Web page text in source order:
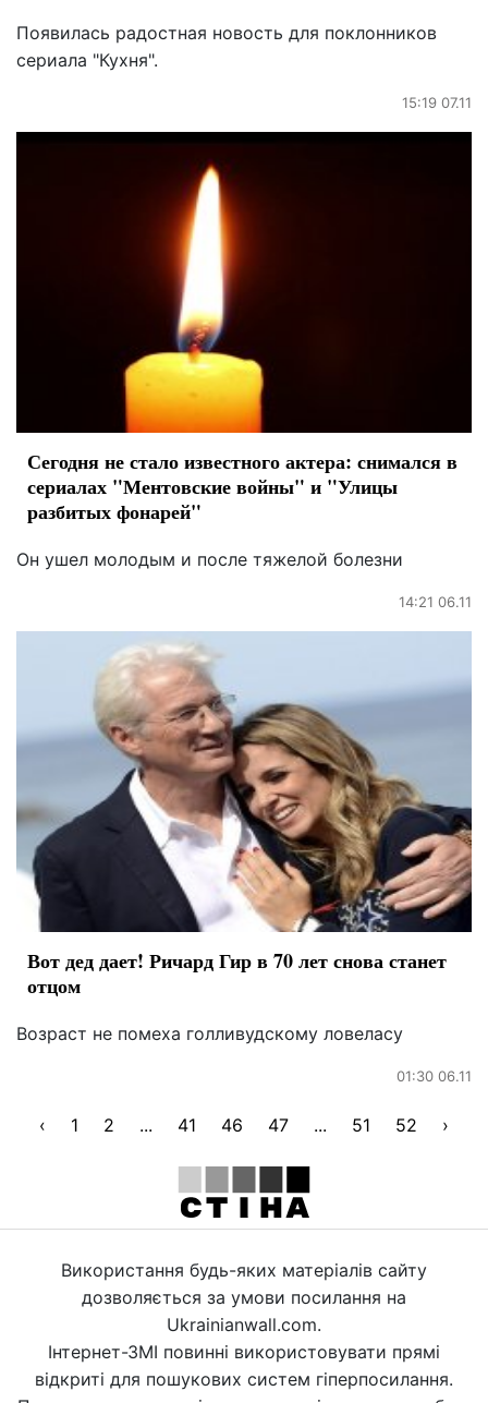
Появилась радостная новость для поклонников
сериала "Кухня".
15:19 07.11
Сегодня не стало известного актера: снимался в
сериалах "Ментовские войны" и "Улицы
разбитых фонарей"
Он ушел молодым и после тяжелой болезни
14:21 06.11
Вот дед дает! Ричард Гир в 70 лет снова станет
отцом
Возраст не помеха голливудскому ловеласу
01:30 06.11
‹ 1 2 ... 41 46 47 ... 51 52 ›
Використання будь-яких матеріалів сайту
дозволяється за умови посилання на
Ukrainianwall.com.
Інтернет-ЗМІ повинні використовувати прямі
відкриті для пошукових систем гіперпосилання.